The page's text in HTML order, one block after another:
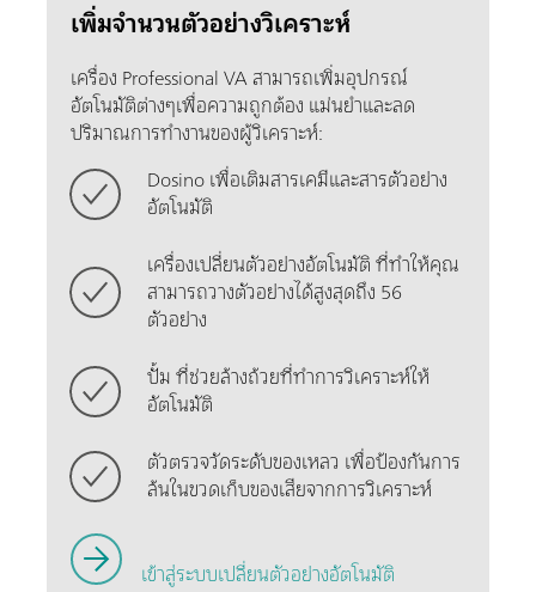
เพิ่มจำนวนตัวอย่างวิเคราะห์
เครื่อง Professional VA สามารถเพิ่มอุปกรณ์
อัตโนมัติต่างๆเพื่อความถูกต้อง แม่นยำและลด
ปริมาณการทำงานของผู้วิเคราะห์:
Dosino เพื่อเติมสารเคมีและสารตัวอย่าง
อัตโนมัติ
เครื่องเปลี่ยนตัวอย่างอัตโนมัติ ที่ทำให้คุณ
สามารถวางตัวอย่างได้สูงสุดถึง 56
ตัวอย่าง
ปั้ม ที่ช่วยล้างถ้วยที่ทำการวิเคราะห์ให้
อัตโนมัติ
ตัวตรวจวัดระดับของเหลว เพื่อป้องกันการ
ล้นในขวดเก็บของเสียจากการวิเคราะห์
เข้าสู่ระบบเปลี่ยนตัวอย่างอัตโนมัติ